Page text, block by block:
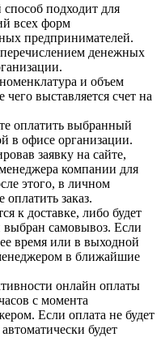
подходит для
всех форм
предпринимателей.
денежных
и объем
выставляется счет на
оплатить выбранный
в офисе организации.
заявку на сайте,
компании для
этого, в личном
заказ.
к доставке, либо будет
выбран самовывоз. Если
время или в выходной
в ближайшие
онлайн оплаты
с момента
Если оплата не будет
будет